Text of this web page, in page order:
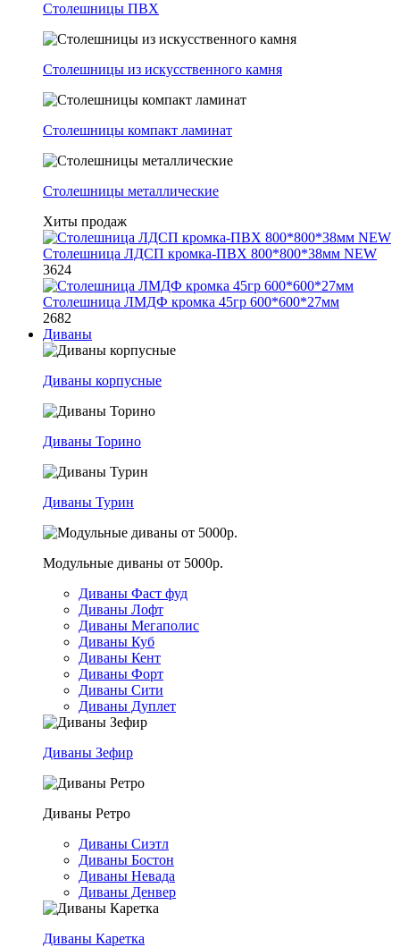
Столешницы ПВХ
Столешницы из искусственного камня
Столешницы компакт ламинат
Столешницы металлические
Хиты продаж
Столешница ЛДСП кромка-ПВХ 800*800*38мм NEW
3624
Столешница ЛМДФ кромка 45гр 600*600*27мм
2682
Диваны
Диваны корпусные
Диваны Торино
Диваны Турин
Модульные диваны от 5000р.
Диваны Фаст фуд
Диваны Лофт
Диваны Мегаполис
Диваны Куб
Диваны Кент
Диваны Форт
Диваны Сити
Диваны Дуплет
Диваны Зефир
Диваны Ретро
Диваны Сиэтл
Диваны Бостон
Диваны Невада
Диваны Денвер
Диваны Каретка